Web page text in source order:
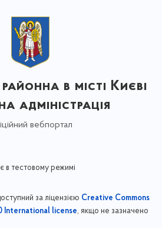
в місті Києві
адміністрація
вебпортал
в тестовому режимі
за ліцензією Creative Commons
license, якщо не зазначено